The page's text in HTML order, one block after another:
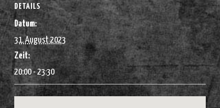
DETAILS
Datum:
31. August 2023
Zeit:
20:00 - 23:30